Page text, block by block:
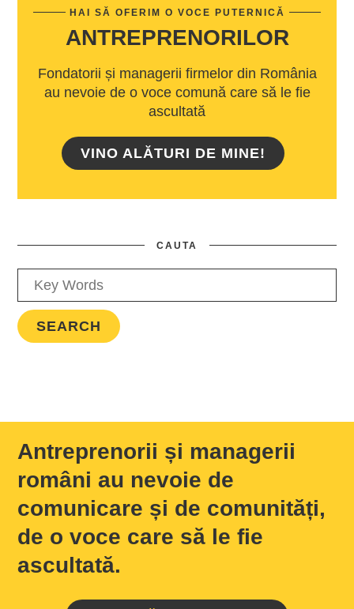
HAI SĂ OFERIM O VOCE PUTERNICĂ
ANTREPRENORILOR
Fondatorii și managerii firmelor din România
au nevoie de o voce comună care să le fie
ascultată
VINO ALĂTURI DE MINE!
CAUTA
Antreprenorii și managerii
români au nevoie de
comunicare și de comunități,
de o voce care să le fie
ascultată.